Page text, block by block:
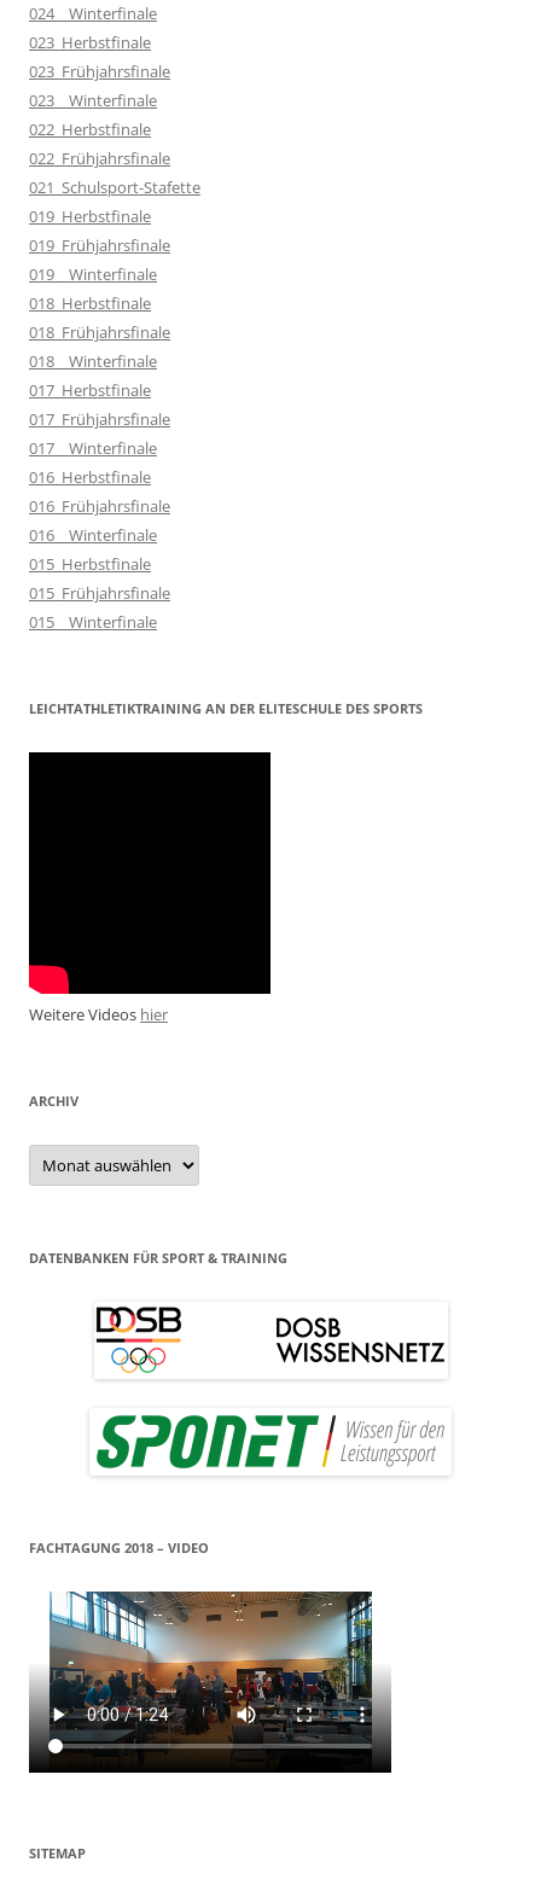
024__Winterfinale
023_Herbstfinale
023_Frühjahrsfinale
023__Winterfinale
022_Herbstfinale
022_Frühjahrsfinale
021_Schulsport-Stafette
019_Herbstfinale
019_Frühjahrsfinale
019__Winterfinale
018_Herbstfinale
018_Frühjahrsfinale
018__Winterfinale
017_Herbstfinale
017_Frühjahrsfinale
017__Winterfinale
016_Herbstfinale
016_Frühjahrsfinale
016__Winterfinale
015_Herbstfinale
015_Frühjahrsfinale
015__Winterfinale
LEICHTATHLETIKTRAINING AN DER ELITESCHULE DES SPORTS
Weitere Videos hier
ARCHIV
Archiv
DATENBANKEN FÜR SPORT & TRAINING
FACHTAGUNG 2018 – VIDEO
SITEMAP